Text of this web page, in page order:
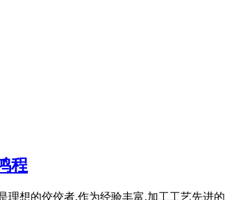
程
想的佼佼者,作为经验丰富,加工工艺先进